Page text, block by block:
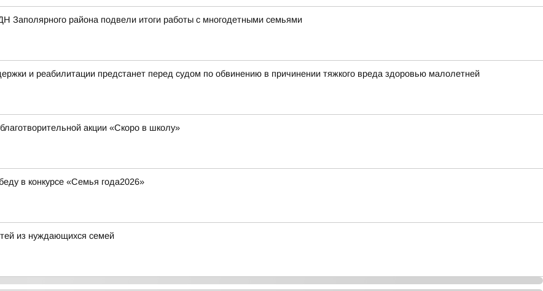
Заполярного района подвели итоги работы с многодетными семьями
и реабилитации предстанет перед судом по обвинению в причинении тяжкого вреда здоровью малолетней
акции «Скоро в школу»
в конкурсе «Семья года2026»
из нуждающихся семей